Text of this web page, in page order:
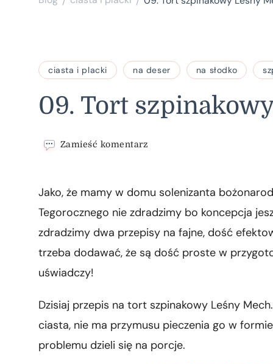
ciasta i placki na deser na słodko
09. Tort
Zamieść komentarz
szpinakowy
Leśny
Jako, że mamy w domu solenizanta
Tegorocznego nie zdradzimy bo koncepcja
zdradzimy dwa przepisy na fajne, dość
trzeba dodawać, że są dość proste w
uświadczy!
Dzisiaj przepis na tort szpinakowy Leśny
ciasta, nie ma przymusu pieczenia go w
problemu dzieli się na porcje.